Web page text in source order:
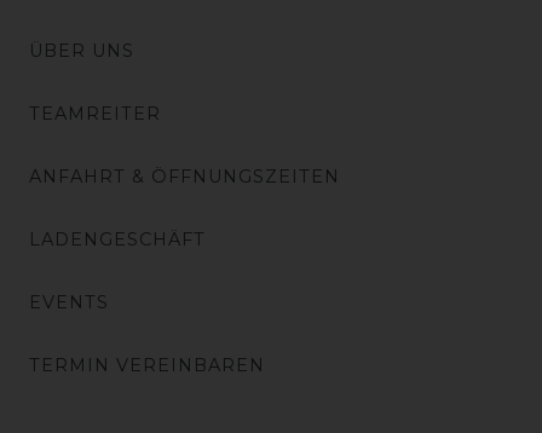
ÜBER UNS
TEAMREITER
ANFAHRT & ÖFFNUNGSZEITEN
LADENGESCHÄFT
EVENTS
TERMIN VEREINBAREN